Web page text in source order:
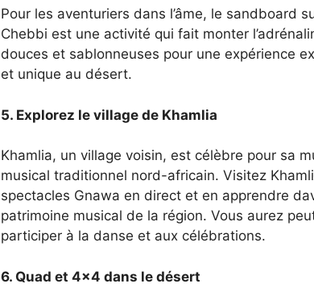
Pour les aventuriers dans l’âme, le sandboard
Chebbi est une activité qui fait monter
douces et sablonneuses pour une expérience
et unique au désert.
5. Explorez le village de Khamlia
Khamlia, un village voisin, est célèbre pour sa
musical traditionnel nord-africain. Visitez
spectacles Gnawa en direct et en apprendre
patrimoine musical de la région. Vous aurez
participer à la danse et aux célébrations.
6. Quad et 4×4 dans le désert